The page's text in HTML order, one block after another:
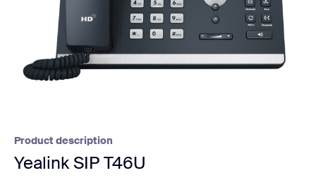
Product description
Yealink SIP T46U